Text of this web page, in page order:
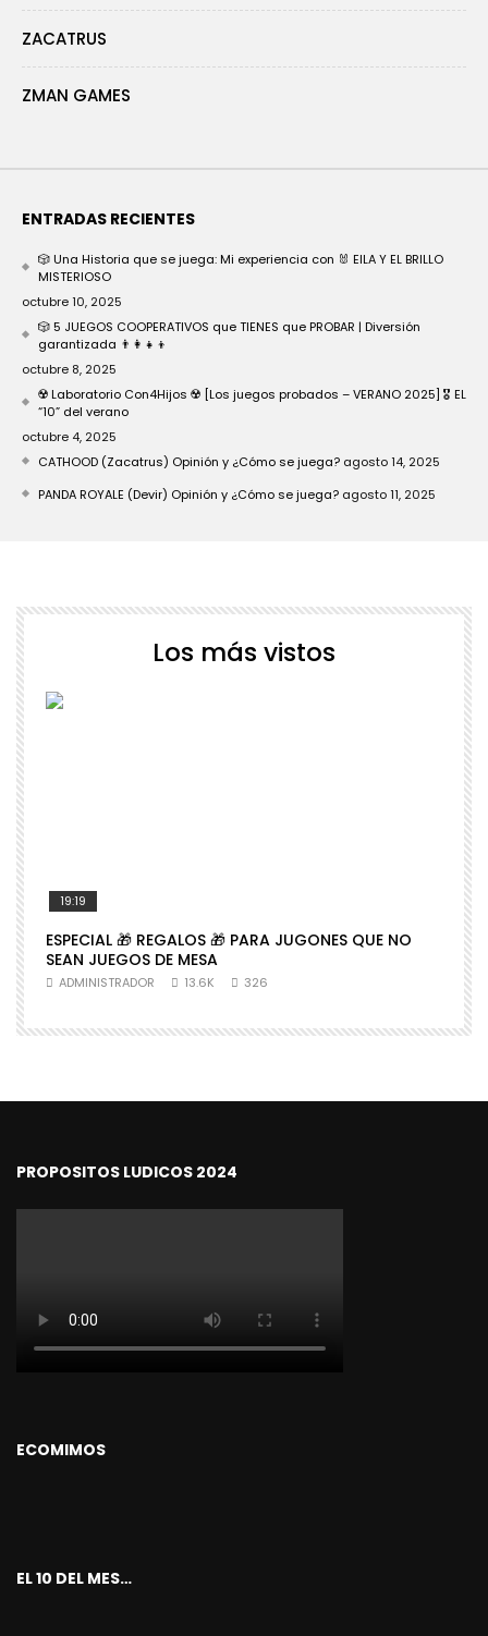
ZACATRUS
ZMAN GAMES
ENTRADAS RECIENTES
🎲 Una Historia que se juega: Mi experiencia con 🐰 EILA Y EL BRILLO
MISTERIOSO
octubre 10, 2025
🎲 5 JUEGOS COOPERATIVOS que TIENES que PROBAR | Diversión
garantizada 👨‍👩‍👧‍👦
octubre 8, 2025
☢️ Laboratorio Con4Hijos ☢️ [Los juegos probados – VERANO 2025] 🎖️ EL
“10” del verano
octubre 4, 2025
CATHOOD (Zacatrus) Opinión y ¿Cómo se juega? agosto 14, 2025
PANDA ROYALE (Devir) Opinión y ¿Cómo se juega? agosto 11, 2025
Los más vistos
19:19
ESPECIAL 🎁 REGALOS 🎁 PARA JUGONES QUE NO
SEAN JUEGOS DE MESA
ADMINISTRADOR 13.6K 326
PROPOSITOS LUDICOS 2024
ECOMIMOS
EL 10 DEL MES…